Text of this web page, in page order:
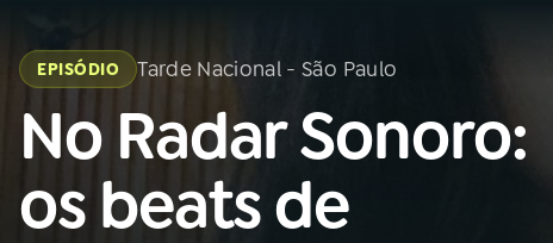
Buscar
na
Rádio
Nacional
na
Rádio
EPISÓDIO Tarde Nacional - São Paulo
No Radar Sonoro:
os beats de